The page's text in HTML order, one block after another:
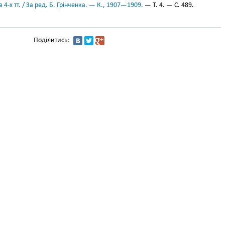
4-х тт. / За ред. Б. Грінченка. — К., 1907—1909. — Т. 4. — С. 489.
Поділитись: